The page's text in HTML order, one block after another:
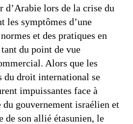
d’Arabie lors de la crise du
les symptômes d’une
et des pratiques en
du point de vue
Alors que les
du droit international se
impuissantes face à
gouvernement israélien et
de son allié étasunien, le